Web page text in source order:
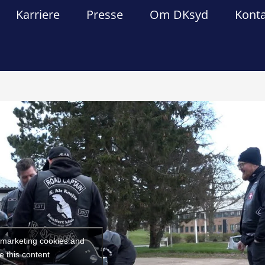
Karriere Presse Om DKsyd
cookies and
this content